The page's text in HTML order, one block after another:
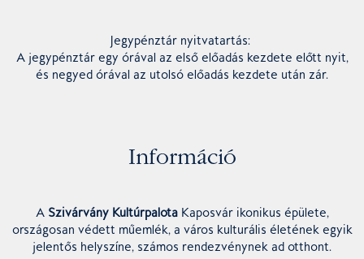
Jegypénztár nyitvatartás:
A jegypénztár egy órával az első előadás kezdete előtt nyit,
és negyed órával az utolsó előadás kezdete után zár.
Információ
A Szivárvány KultúrpalotaKaposvár ikonikus épülete,
országosan védett műemlék, a város kulturális életének egyik
jelentős helyszíne, számos rendezvénynek ad otthont.